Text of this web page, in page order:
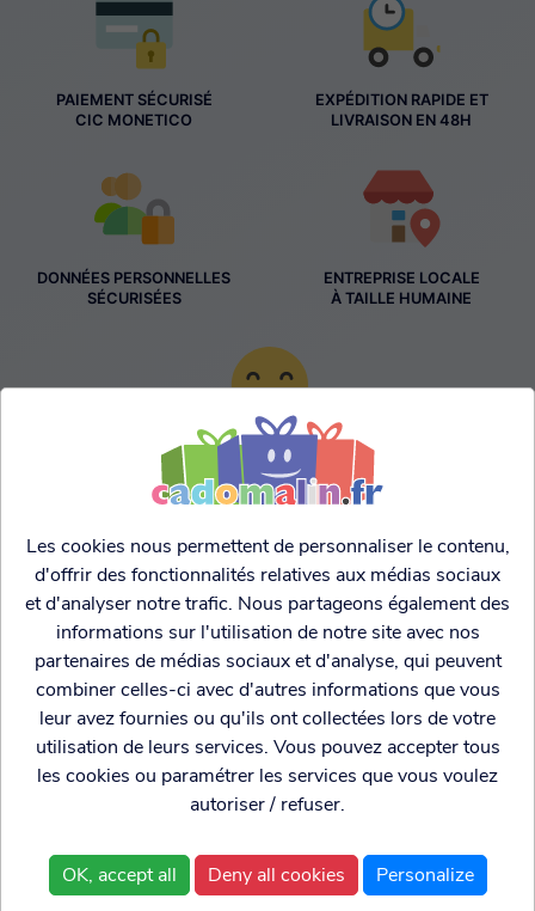
PAIEMENT SÉCURISÉ
CIC MONETICO
EXPÉDITION RAPIDE ET
LIVRAISON EN 48H
DONNÉES PERSONNELLES
SÉCURISÉES
ENTREPRISE LOCALE
À TAILLE HUMAINE
TARIFS AGRESSIFS &
FRANCO LEGER
boutique
spécialisée dans
Conditions générales de
Les cookies nous permettent de personnaliser le contenu,
d'offrir des fonctionnalités relatives aux médias sociaux
et d'analyser notre trafic. Nous partageons également des
informations sur l'utilisation de notre site avec nos
partenaires de médias sociaux et d'analyse, qui peuvent
combiner celles-ci avec d'autres informations que vous
leur avez fournies ou qu'ils ont collectées lors de votre
utilisation de leurs services. Vous pouvez accepter tous
les cookies ou paramétrer les services que vous voulez
autoriser / refuser.
OK, accept all Deny all cookies Personalize